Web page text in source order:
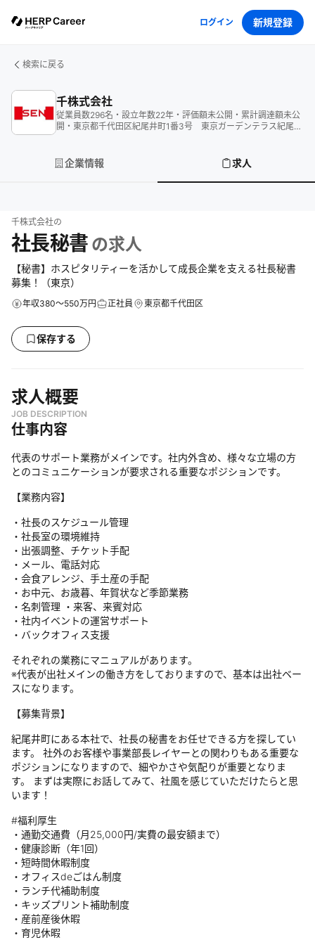
ログイン 新規登録
検索に戻る
千株式会社
従業員数296名 ・ 設立年数22年 ・ 評価額未公開 ・ 累計調達額未公
開 ・ 東京都千代田区紀尾井町1番3号 東京ガーデンテラス紀尾井
企業情報 求人
千株式会社の
社長秘書 の求人
【秘書】ホスピタリティーを活かして成長企業を支える社長秘書
募集！（東京）
年収380～550万円 正社員 東京都千代田区
保存する
求人概要
JOB DESCRIPTION
仕事内容
代表のサポート業務がメインです。社内外含め、様々な立場の方
とのコミュニケーションが要求される重要なポジションです。
【業務内容】
・社長のスケジュール管理
・社長室の環境維持
・出張調整、チケット手配
・メール、電話対応
・会食アレンジ、手土産の手配
・お中元、お歳暮、年賀状など季節業務
・名刺管理 ・来客、来賓対応
・社内イベントの運営サポート
・バックオフィス支援
それぞれの業務にマニュアルがあります。
※代表が出社メインの働き方をしておりますので、基本は出社ベー
スになります。
【募集背景】
紀尾井町にある本社で、社長の秘書をお任せできる方を探してい
ます。 社外のお客様や事業部長レイヤーとの関わりもある重要な
ポジションになりますので、細やかさや気配りが重要となりま
す。 まずは実際にお話してみて、社風を感じていただけたらと思
います！
#福利厚生
・通勤交通費（月25,000円/実費の最安額まで）
・健康診断（年1回）
・短時間休暇制度
・オフィスdeごはん制度
・ランチ代補助制度
・キッズプリント補助制度
・産前産後休暇
・育児休暇